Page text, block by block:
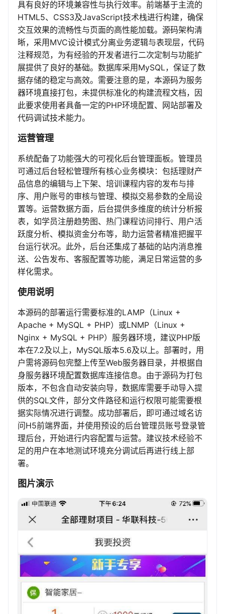
具有良好的环境兼容性与执行效率。前端基于主流的
HTML5、CSS3及JavaScript技术栈进行构建，确保
交互效果的流畅性与页面的高性能加载。源码架构清
晰，采用MVC设计模式分离业务逻辑与表现层，代码
注释规范，为有经验的开发者进行二次定制与功能扩
展提供了良好的基础。数据库采用MySQL，保证了数
据存储的稳定与高效。需要注意的是，本源码为服务
器环境直接打包，未提供标准化的构建流程文档，因
此要求使用者具备一定的PHP环境配置、网站部署及
代码调试技术能力。
运营管理
系统配备了功能强大的可视化后台管理面板。管理员
可通过后台轻松管理所有核心业务模块：包括理财产
品信息的编辑与上下架、培训课程内容的发布与排
序、用户账号的审核与管理、模拟交易参数的全局设
置等。运营数据方面，后台提供多维度的统计分析报
表，如学员注册趋势图、热门课程访问排行、用户活
跃度分析、模拟资金分布等，助力运营者精准把握平
台运行状况。此外，后台还集成了基础的站内消息推
送、公告发布、客服配置等功能，满足日常运营的多
样化需求。
使用说明
本源码的部署运行需要标准的LAMP（Linux +
Apache + MySQL + PHP）或LNMP（Linux +
Nginx + MySQL + PHP）服务器环境，建议PHP版
本在7.2及以上，MySQL版本5.6及以上。部署时，用
户需将源码包完整上传至Web服务器目录，并根据自
身服务器环境配置数据库连接信息。由于源码为打包
版本，不包含自动安装向导，数据库需要手动导入提
供的SQL文件，部分文件路径和运行权限可能需要根
据实际情况进行调整。成功部署后，即可通过域名访
问H5前端界面，并使用预设的后台管理员账号登录管
理后台，开始进行内容配置与运营。建议技术经验不
足的用户在本地测试环境充分调试后再进行线上部
署。
图片演示